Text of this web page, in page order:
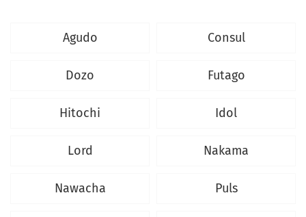
Agudo Consul
Dozo Futago
Hitochi Idol
Lord Nakama
Nawacha Puls